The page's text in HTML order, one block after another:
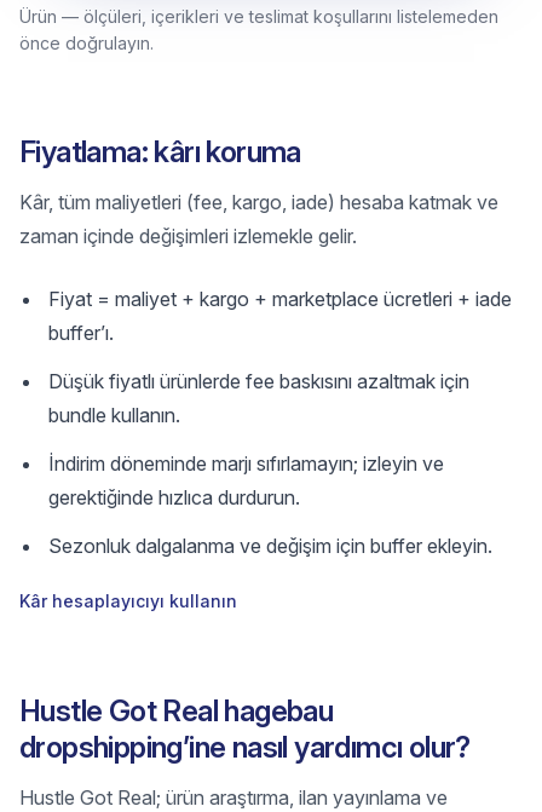
Ürün — ölçüleri, içerikleri ve teslimat koşullarını listelemeden
önce doğrulayın.
Fiyatlama: kârı koruma
Kâr, tüm maliyetleri (fee, kargo, iade) hesaba katmak ve
zaman içinde değişimleri izlemekle gelir.
Fiyat = maliyet + kargo + marketplace ücretleri + iade
buffer’ı.
Düşük fiyatlı ürünlerde fee baskısını azaltmak için
bundle kullanın.
İndirim döneminde marjı sıfırlamayın; izleyin ve
gerektiğinde hızlıca durdurun.
Sezonluk dalgalanma ve değişim için buffer ekleyin.
Kâr hesaplayıcıyı kullanın
Hustle Got Real hagebau
dropshipping’ine nasıl yardımcı olur?
Hustle Got Real; ürün araştırma, ilan yayınlama ve